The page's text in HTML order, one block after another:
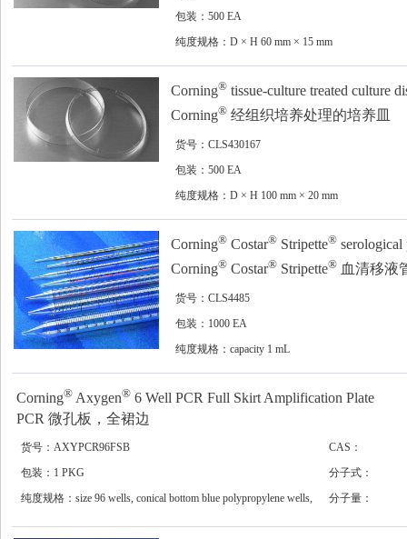
包装：500 EA
纯度规格：D × H 60 mm × 15 mm
Corning® tissue-culture treated culture
Corning® 经组织培养处理的培养皿
货号：CLS430167
包装：500 EA
纯度规格：D × H 100 mm × 20 mm
Corning® Costar® Stripette® serological
Corning® Costar® Stripette® 血清移液
货号：CLS4485
包装：1000 EA
纯度规格：capacity 1 mL
Corning® Axygen® 6 Well PCR Full Skirt Amplification Plate
PCR 微孔板，全裙边
货号：AXYPCR96FSB
CAS：
包装：1 PKG
分子式：
纯度规格：size 96 wells, conical bottom blue polypropylene wells,
分子量：